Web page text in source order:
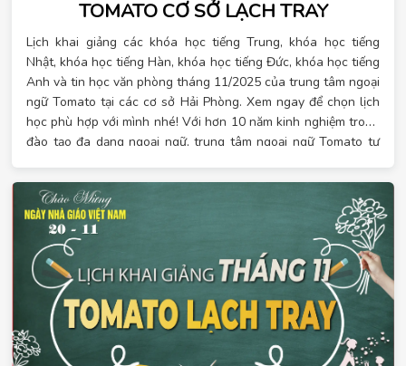
TOMATO CƠ SỞ LẠCH TRAY
Lịch khai giảng các khóa học tiếng Trung, khóa học tiếng
Nhật, khóa học tiếng Hàn, khóa học tiếng Đức, khóa học tiếng
Anh và tin học văn phòng tháng 11/2025 của trung tâm ngoại
ngữ Tomato tại các cơ sở Hải Phòng. Xem ngay để chọn lịch
học phù hợp với mình nhé! Với hơn 10 năm kinh nghiệm trong
đào tạo đa dạng ngoại ngữ, trung tâm ngoại ngữ Tomato tự
đầy đủ nhu cầu của học viên. Tại Tomato có các khóa học
ngoại ngữ với các ngôn ngữ hot hiện nay và tin học văn
phòng cho mọi trình độ, lịch học linh hoạt. Đặc biệt, khi đăng
ký học vào tháng 11 này, bạn sẽ nhận được hàng loạt ưu đãi.
Khi đăng ký sớm, đăng ký theo nhóm hay đăng ký nhiều khóa
học liên tiếp, bạn sẽ nhận được nhiều quà tặng may mắn. Xem
lịch học chi tiết ngay!